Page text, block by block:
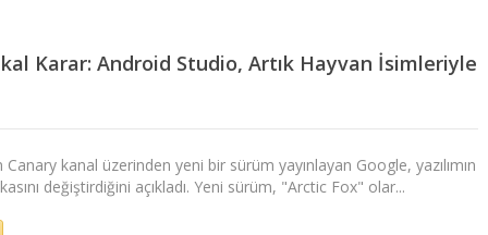
Karar: Android Studio, Artık Hayvan İsimleriyle
kanal üzerinden yeni bir sürüm yayınlayan Google, yazılımın
değiştirdiğini açıkladı. Yeni sürüm, "Arctic Fox" olar...